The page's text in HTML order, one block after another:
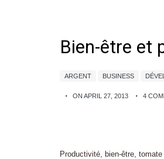
Bien-être et
ARGENT BUSINESS
ON APRIL 27, 2013 4
Productivité, bien-être,